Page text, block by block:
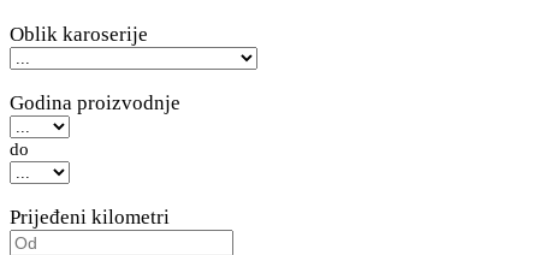
Oblik karoserije
Godina proizvodnje
do
Prijeđeni kilometri